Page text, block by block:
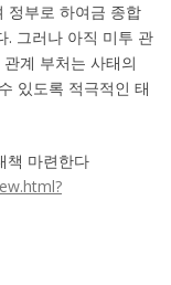
정부로 하여금 종합
. 그러나 아직 미투 관
계 부처는 사태의
있도록 적극적인 태
책 마련한다